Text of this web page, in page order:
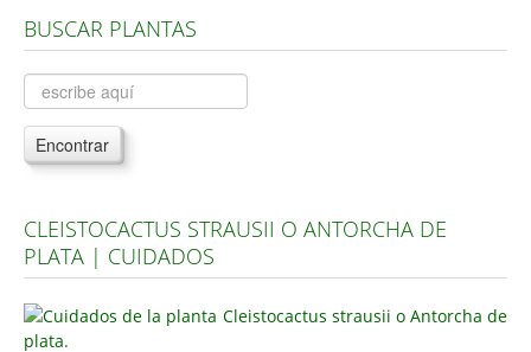
Árboles, Cicas y Palmeras de la G a la Z
Plantas Anuales y Perennes
Plantas Bulbosas y Acuáticas
Plantas de Interior
Plantas Aromáticas y de Huerto
Plantas Carnívoras y Orquídeas
Consejos
BUSCAR PLANTAS
Encontrar
CLEISTOCACTUS STRAUSII O ANTORCHA DE
PLATA | CUIDADOS